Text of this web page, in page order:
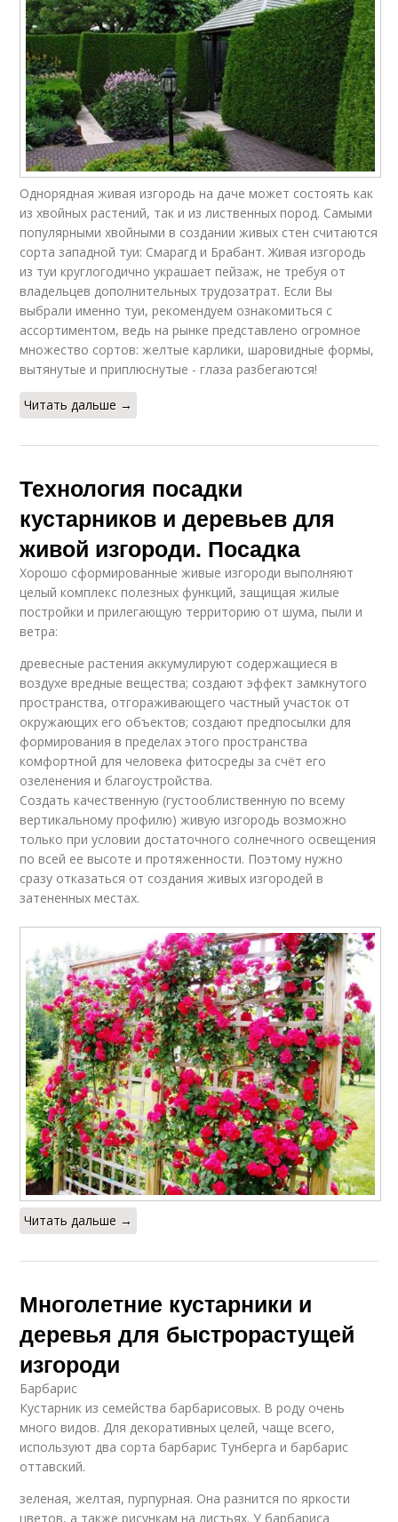
Однорядная живая изгородь на даче может состоять как
из хвойных растений, так и из лиственных пород. Самыми
популярными хвойными в создании живых стен считаются
сорта западной туи: Смарагд и Брабант. Живая изгородь
из туи круглогодично украшает пейзаж, не требуя от
владельцев дополнительных трудозатрат. Если Вы
выбрали именно туи, рекомендуем ознакомиться с
ассортиментом, ведь на рынке представлено огромное
множество сортов: желтые карлики, шаровидные формы,
вытянутые и приплюснутые - глаза разбегаются!
Читать дальше →
Технология посадки
кустарников и деревьев для
живой изгороди. Посадка
Хорошо сформированные живые изгороди выполняют
целый комплекс полезных функций, защищая жилые
постройки и прилегающую территорию от шума, пыли и
ветра:
древесные растения аккумулируют содержащиеся в
воздухе вредные вещества; создают эффект замкнутого
пространства, отгораживающего частный участок от
окружающих его объектов; создают предпосылки для
формирования в пределах этого пространства
комфортной для человека фитосреды за счёт его
озеленения и благоустройства.
Создать качественную (густооблиственную по всему
вертикальному профилю) живую изгородь возможно
только при условии достаточного солнечного освещения
по всей ее высоте и протяженности. Поэтому нужно
сразу отказаться от создания живых изгородей в
затененных местах.
Читать дальше →
Многолетние кустарники и
деревья для быстрорастущей
изгороди
Барбарис
Кустарник из семейства барбарисовых. В роду очень
много видов. Для декоративных целей, чаще всего,
используют два сорта барбарис Тунберга и барбарис
оттавский.
зеленая, желтая, пурпурная. Она разнится по яркости
цветов, а также рисункам на листьях. У барбариса